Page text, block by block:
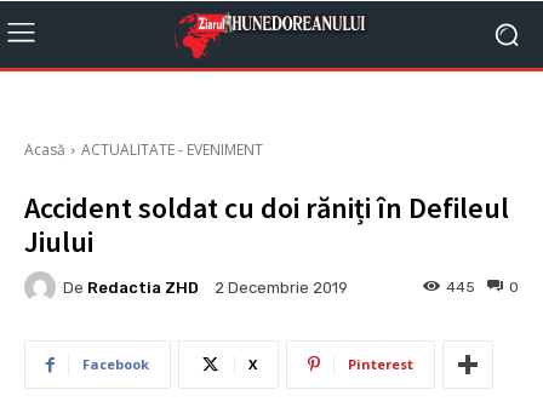
Acasă ACTUALITATE - EVENIMENT
Accident soldat cu doi răniți în Defileul
Jiului
De Redactia ZHD 2 Decembrie 2019 0
445
Facebook X Pinterest